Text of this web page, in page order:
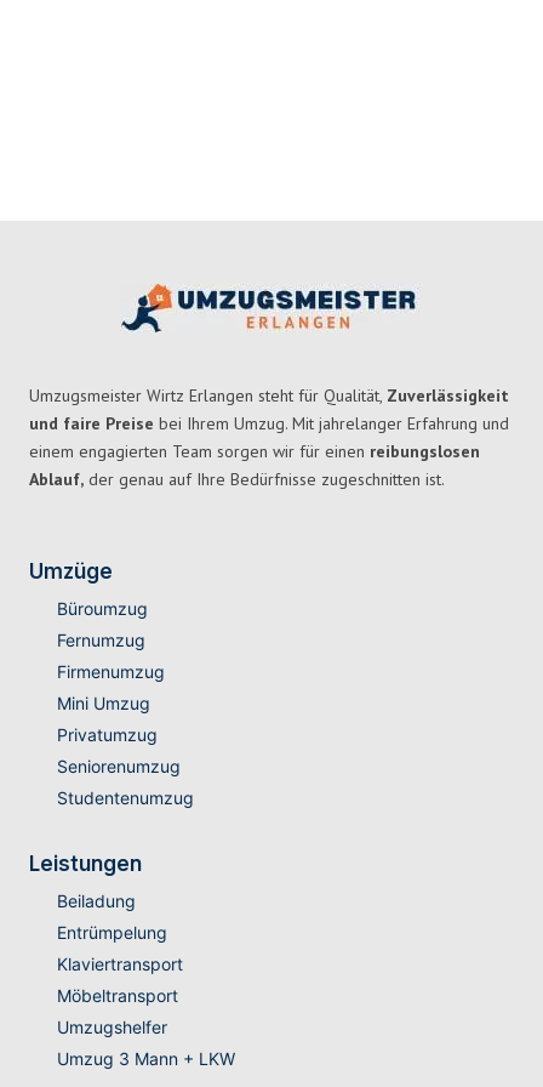
Umzugsmeister Wirtz Erlangen steht für Qualität, Zuverlässigkeit
und faire Preise bei Ihrem Umzug. Mit jahrelanger Erfahrung und
einem engagierten Team sorgen wir für einen reibungslosen
Ablauf, der genau auf Ihre Bedürfnisse zugeschnitten ist.
Umzüge
Büroumzug
Fernumzug
Firmenumzug
Mini Umzug
Privatumzug
Seniorenumzug
Studentenumzug
Leistungen
Beiladung
Entrümpelung
Klaviertransport
Möbeltransport
Umzugshelfer
Umzug 3 Mann + LKW